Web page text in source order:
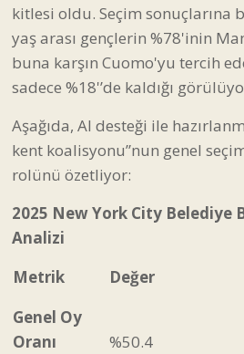
kitlesi oldu. Seçim sonuçlarına
yaş arası gençlerin %78'inin
buna karşın Cuomo'yu tercih
sadece %18'’de kaldığı
Aşağıda, AI desteği ile
kent koalisyonu”nun genel
rolünü özetliyor:
2025 New York City Belediye
Analizi
Metrik
Değer
Genel Oy
Oranı
%50.4